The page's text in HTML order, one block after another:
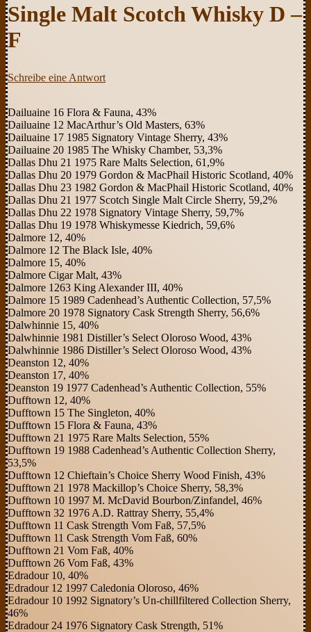
Single Malt Scotch Whisky D –
F
Schreibe eine Antwort
Dailuaine 16 Flora & Fauna, 43%
Dailuaine 12 MacArthur’s Old Masters, 63%
Dailuaine 17 1985 Signatory Vintage Sherry, 43%
Dailuaine 20 1985 The Whisky Chamber, 53,3%
Dallas Dhu 21 1975 Rare Malts Selection, 61,9%
Dallas Dhu 20 1979 Gordon & MacPhail Historic Scotland, 40%
Dallas Dhu 23 1982 Gordon & MacPhail Historic Scotland, 40%
Dallas Dhu 21 1977 Scotch Single Malt Circle Sherry, 59,2%
Dallas Dhu 22 1978 Signatory Vintage Sherry, 59,7%
Dallas Dhu 19 1978 Whiskymesse Kiedrich, 59,6%
Dalmore 12, 40%
Dalmore 12 The Black Isle, 40%
Dalmore 15, 40%
Dalmore Cigar Malt, 43%
Dalmore 1263 King Alexander III, 40%
Dalmore 15 1989 Cadenhead’s Authentic Collection, 57,5%
Dalmore 20 1978 Signatory Cask Strength Sherry, 56,6%
Dalwhinnie 15, 40%
Dalwhinnie 1981 Distiller’s Select Oloroso Wood, 43%
Dalwhinnie 1986 Distiller’s Select Oloroso Wood, 43%
Deanston 12, 40%
Deanston 17, 40%
Deanston 19 1977 Cadenhead’s Authentic Collection, 55%
Dufftown 12, 40%
Dufftown 15 The Singleton, 40%
Dufftown 15 Flora & Fauna, 43%
Dufftown 21 1975 Rare Malts Selection, 55%
Dufftown 19 1988 Cadenhead’s Authentic Collection Sherry,
53,5%
Dufftown 12 Chieftain’s Choice Sherry Wood Finish, 43%
Dufftown 21 1978 Mackillop’s Choice Sherry, 58,3%
Dufftown 10 1997 M. McDavid Bourbon/Zinfandel, 46%
Dufftown 32 1976 A.D. Rattray Sherry, 55,4%
Dufftown 11 Cask Strength Vom Faß, 57,5%
Dufftown 11 Cask Strength Vom Faß, 60%
Dufftown 21 Vom Faß, 40%
Dufftown 26 Vom Faß, 43%
Edradour 10, 40%
Edradour 12 1997 Caledonia Oloroso, 46%
Edradour 10 1992 Signatory’s Un-chillfiltered Collection Sherry,
46%
Edradour 24 1976 Signatory Cask Strength, 51%